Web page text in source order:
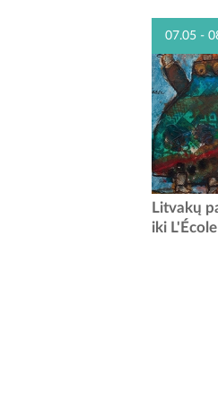
13 val.
07.05 -
Kauno
LDK
Litvakų
iki